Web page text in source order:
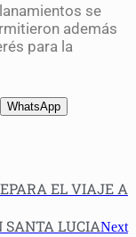
se
además
para la
WhatsApp
EL VIAJE A
SANTA LUCIANext